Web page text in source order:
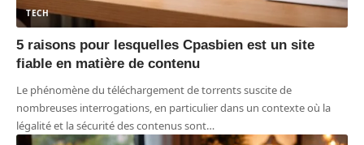
TECH
5 raisons pour lesquelles Cpasbien est un site
fiable en matière de contenu
Le phénomène du téléchargement de torrents suscite de
nombreuses interrogations, en particulier dans un contexte où la
légalité et la sécurité des contenus sont…